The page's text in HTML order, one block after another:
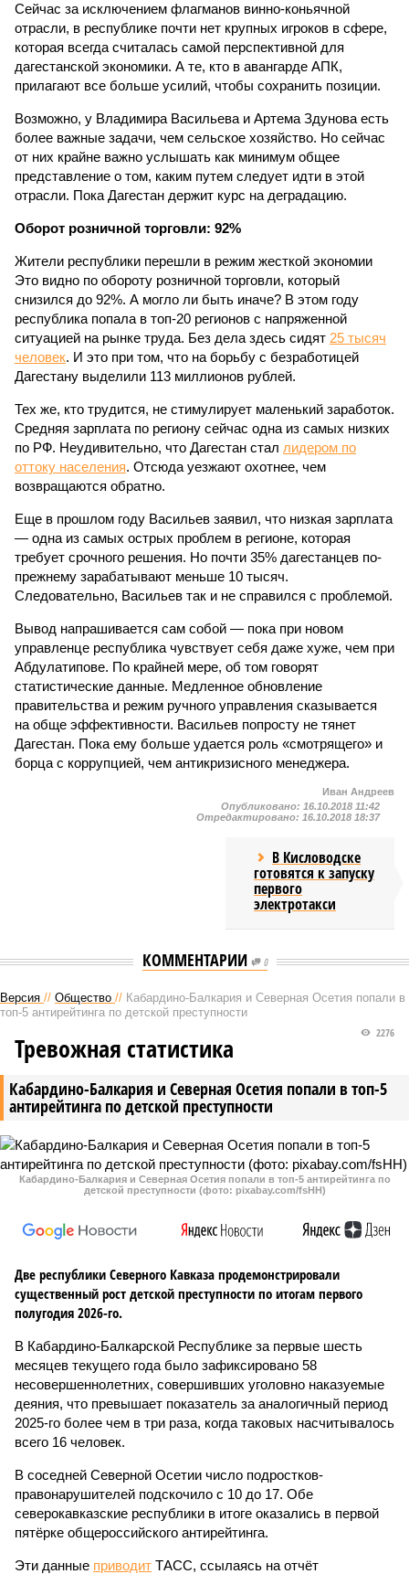
Сейчас за исключением флагманов винно-коньячной
отрасли, в республике почти нет крупных игроков в сфере,
которая всегда считалась самой перспективной для
дагестанской экономики. А те, кто в авангарде АПК,
прилагают все больше усилий, чтобы сохранить позиции.
Возможно, у Владимира Васильева и Артема Здунова есть
более важные задачи, чем сельское хозяйство. Но сейчас
от них крайне важно услышать как минимум общее
представление о том, каким путем следует идти в этой
отрасли. Пока Дагестан держит курс на деградацию.
Оборот розничной торговли: 92%
Жители республики перешли в режим жесткой экономии
Это видно по обороту розничной торговли, который
снизился до 92%. А могло ли быть иначе? В этом году
республика попала в топ-20 регионов с напряженной
ситуацией на рынке труда. Без дела здесь сидят 25 тысяч
человек. И это при том, что на борьбу с безработицей
Дагестану выделили 113 миллионов рублей.
Тех же, кто трудится, не стимулирует маленький заработок.
Средняя зарплата по региону сейчас одна из самых низких
по РФ. Неудивительно, что Дагестан стал лидером по
оттоку населения. Отсюда уезжают охотнее, чем
возвращаются обратно.
Еще в прошлом году Васильев заявил, что низкая зарплата
— одна из самых острых проблем в регионе, которая
требует срочного решения. Но почти 35% дагестанцев по-
прежнему зарабатывают меньше 10 тысяч.
Следовательно, Васильев так и не справился с проблемой.
Вывод напрашивается сам собой — пока при новом
управленце республика чувствует себя даже хуже, чем при
Абдулатипове. По крайней мере, об том говорят
статистические данные. Медленное обновление
правительства и режим ручного управления сказывается
на обще эффективности. Васильев попросту не тянет
Дагестан. Пока ему больше удается роль «смотрящего» и
борца с коррупцией, чем антикризисного менеджера.
Иван Андреев
Опубликовано: 16.10.2018 11:42
Отредактировано: 16.10.2018 18:37
В Кисловодске
готовятся к запуску
первого
электротакси
КОММЕНТАРИИ 0
Версия // Общество // Кабардино-Балкария и Северная Осетия попали в
топ-5 антирейтинга по детской преступности
Кабардино-Балкария и Северная Осетия попали в топ-5
антирейтинга по детской преступности
2276
Тревожная статистика
Кабардино-Балкария и Северная Осетия попали в топ-5 антирейтинга по
детской преступности (фото: pixabay.com/fsHH)
Две республики Северного Кавказа продемонстрировали
существенный рост детской преступности по итогам первого
полугодия 2026-го.
В Кабардино-Балкарской Республике за первые шесть
месяцев текущего года было зафиксировано 58
несовершеннолетних, совершивших уголовно наказуемые
деяния, что превышает показатель за аналогичный период
2025-го более чем в три раза, когда таковых насчитывалось
всего 16 человек.
В соседней Северной Осетии число подростков-
правонарушителей подскочило с 10 до 17. Обе
северокавказские республики в итоге оказались в первой
пятёрке общероссийского антирейтинга.
Эти данные приводит ТАСС, ссылаясь на отчёт